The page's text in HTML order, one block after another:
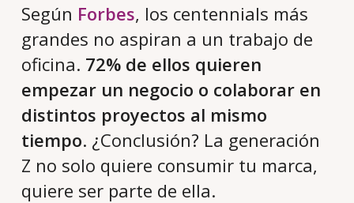
Según Forbes, los centennials más
grandes no aspiran a un trabajo de
oficina. 72% de ellos quieren
empezar un negocio o colaborar en
distintos proyectos al mismo
tiempo. ¿Conclusión? La generación
Z no solo quiere consumir tu marca,
quiere ser parte de ella.